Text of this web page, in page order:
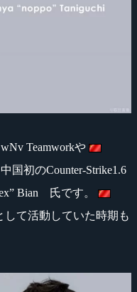
wNv Teamworkや
国初のCounter-Strike1.6
Bian 氏です。
して活動していた時期も